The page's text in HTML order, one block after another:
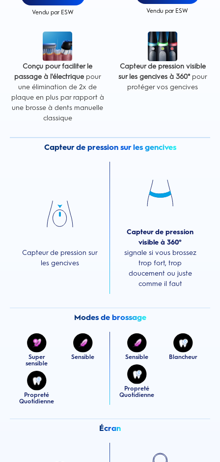
Vendu par ESW Vendu par ESW
Conçu pour faciliter le
passage à l'électriquepour
une élimination de 2x de
plaque en plus par rapport à
une brosse à dents manuelle
classique
Capteur de pression visible
sur les gencives à 360°pour
protéger vos gencives
Capteur de pression sur les gencives
Capteur de pression sur
les gencives
Capteur de pression
visible à 360°
signale si vous brossez
trop fort, trop
doucement ou juste
comme il faut
Modes de brossage
Super
sensible
Sensible
Propreté
Quotidienne
Sensible Blancheur
Propreté
Quotidienne
Écran